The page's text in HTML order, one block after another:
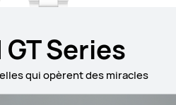
GT Series
qui opèrent des miracles